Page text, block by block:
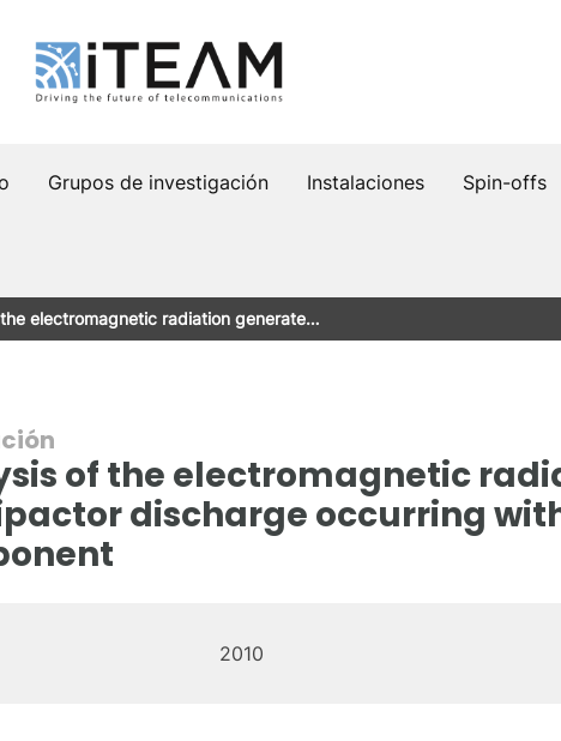
Grupos de investigación Instalaciones Spin-offs
electromagnetic radiation generate…
of the electromagnetic
discharge occurring
2010